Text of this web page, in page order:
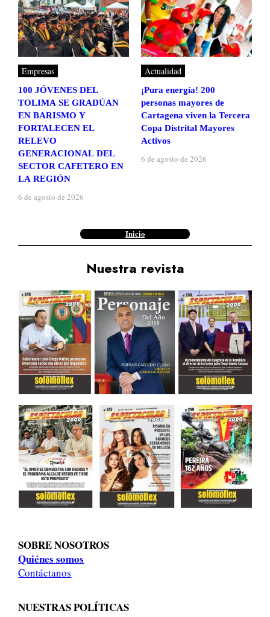
Empresas
100 JÓVENES DEL
TOLIMA SE GRADÚAN
EN BARISMO Y
FORTALECEN EL
RELEVO
GENERACIONAL DEL
SECTOR CAFETERO EN
LA REGIÓN
6 de agosto de 2026
Actualidad
¡Pura energía! 200
personas mayores de
Cartagena viven la Tercera
Copa Distrital Mayores
Activos
6 de agosto de 2026
Inicio
Nuestra revista
SOBRE NOSOTROS
Quiénes somos
Contáctanos
NUESTRAS POLÍTICAS